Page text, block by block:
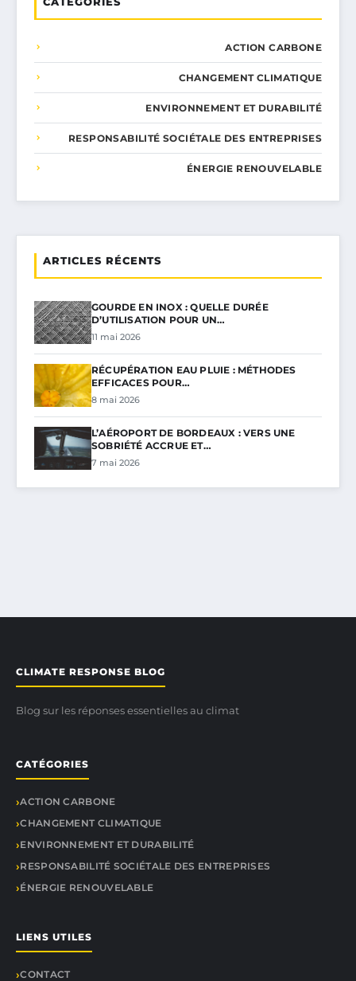
ACTION CARBONE
CHANGEMENT CLIMATIQUE
ENVIRONNEMENT ET DURABILITÉ
RESPONSABILITÉ SOCIÉTALE DES ENTREPRISES
ÉNERGIE RENOUVELABLE
ARTICLES RÉCENTS
GOURDE EN INOX : QUELLE DURÉE
D’UTILISATION POUR UN…
11 mai 2026
RÉCUPÉRATION EAU PLUIE : MÉTHODES
EFFICACES POUR…
8 mai 2026
L’AÉROPORT DE BORDEAUX : VERS UNE
SOBRIÉTÉ ACCRUE ET…
7 mai 2026
CLIMATE RESPONSE BLOG
Blog sur les réponses essentielles au climat
CATÉGORIES
ACTION CARBONE
CHANGEMENT CLIMATIQUE
ENVIRONNEMENT ET DURABILITÉ
RESPONSABILITÉ SOCIÉTALE DES ENTREPRISES
ÉNERGIE RENOUVELABLE
LIENS UTILES
CONTACT